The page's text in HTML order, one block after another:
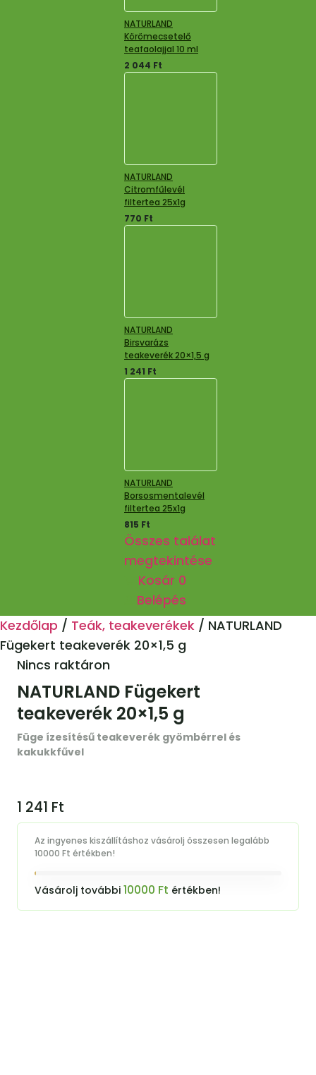
NATURLAND
Körömecsetelő
teafaolajjal 10 ml
2 044 Ft
NATURLAND
Citromfűlevél
filtertea 25x1g
770 Ft
NATURLAND
Birsvarázs
teakeverék 20×1,5 g
1 241 Ft
NATURLAND
Borsosmentalevél
filtertea 25x1g
815 Ft
Összes találat
megtekintése
Kosár 0
Belépés
Kezdőlap / Teák, teakeverékek / NATURLAND
Fügekert teakeverék 20×1,5 g
Nincs raktáron
NATURLAND Fügekert
teakeverék 20×1,5 g
Füge ízesítésű teakeverék gyömbérrel és
kakukkfűvel
1 241 Ft
Az ingyenes kiszállításhoz vásárolj összesen legalább
10000 Ft értékben!
Vásárolj további 10000 Ft értékben!